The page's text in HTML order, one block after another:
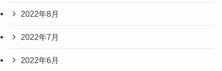
2022年8月
2022年7月
2022年6月